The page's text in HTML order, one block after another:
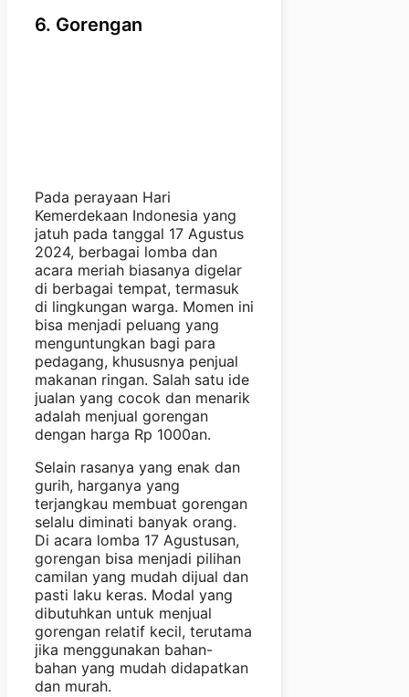
6. Gorengan
Pada perayaan Hari
Kemerdekaan Indonesia yang
jatuh pada tanggal 17 Agustus
2024, berbagai lomba dan
acara meriah biasanya digelar
di berbagai tempat, termasuk
di lingkungan warga. Momen ini
bisa menjadi peluang yang
menguntungkan bagi para
pedagang, khususnya penjual
makanan ringan. Salah satu ide
jualan yang cocok dan menarik
adalah menjual gorengan
dengan harga Rp 1000an.
Selain rasanya yang enak dan
gurih, harganya yang
terjangkau membuat gorengan
selalu diminati banyak orang.
Di acara lomba 17 Agustusan,
gorengan bisa menjadi pilihan
camilan yang mudah dijual dan
pasti laku keras. Modal yang
dibutuhkan untuk menjual
gorengan relatif kecil, terutama
jika menggunakan bahan-
bahan yang mudah didapatkan
dan murah.